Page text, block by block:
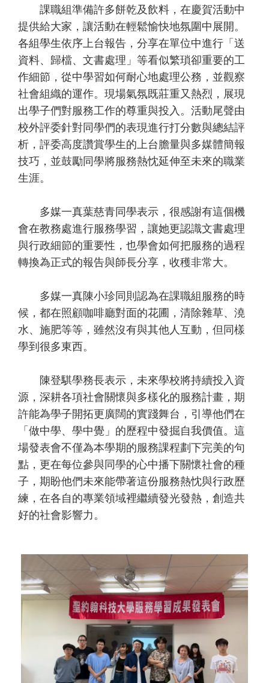
課職組準備許多餅乾及飲料，在慶賀活動中
提供給大家，讓活動在輕鬆愉快地氛圍中展開。
各組學生依序上台報告，分享在單位中進行「送
資料、歸檔、文書處理」等看似繁瑣卻重要的工
作細節，從中學習如何耐心地處理公務，並觀察
社會組織的運作。現場氣氛既莊重又熱烈，展現
出學子們對服務工作的尊重與投入。活動尾聲由
校外評委針對同學們的表現進行打分數與總結評
析，評委高度讚賞學生的上台膽量與多媒體簡報
技巧，並鼓勵同學將服務熱忱延伸至未來的職業
生涯。
多媒一真葉慈青同學表示，很感謝有這個機
會在教務處進行服務學習，讓她更認識文書處理
與行政細節的重要性，也學會如何把服務的過程
轉換為正式的報告與師長分享，收穫非常大。
多媒一真陳小珍同則認為在課職組服務的時
候，都在照顧咖啡廳對面的花圃，清除雜草、澆
水、施肥等等，雖然沒有與其他人互動，但同樣
學到很多東西。
陳登騏學務長表示，未來學校將持續投入資
源，深耕各項社會關懷與多樣化的服務計畫，期
許能為學子開拓更廣闊的實踐舞台，引導他們在
「做中學、學中覺」的歷程中發掘自我價值。這
場發表會不僅為本學期的服務課程劃下完美的句
點，更在每位參與同學的心中播下關懷社會的種
子，期盼他們未來能帶著這份服務熱忱與行政歷
練，在各自的專業領域裡繼續發光發熱，創造共
好的社會影響力。